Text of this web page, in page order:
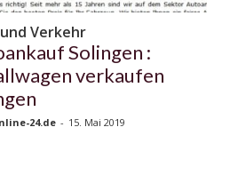
Verkehr
Solingen :
verkaufen
24.de - 15. Mai 2019